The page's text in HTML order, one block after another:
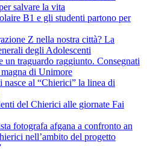
salvare la vita
B1 e gli studenti partono per
Z nella nostra città? La
degli Adolescenti
un traguardo raggiunto. Consegnati
di Unimore
al “Chierici” la linea di
del Chierici alle giornate Fai
fotografa afgana a confronto an
nell’ambito del progetto